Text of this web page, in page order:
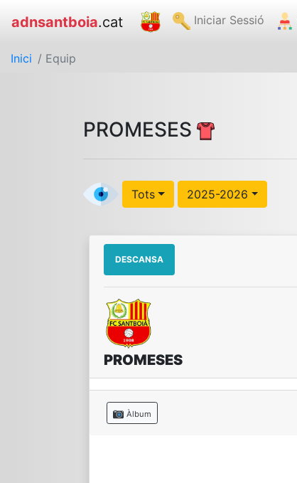
adnsantboia.cat Iniciar Sessió
Inici / Equip
PROMESES
Tots 2025-2026
DESCANSA
PROMESES
Àlbum